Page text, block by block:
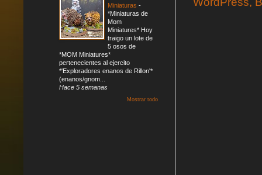
Miniaturas -
*Miniaturas de
Mom
Miniatures* Hoy
traigo un lote de
5 osos de
*MOM Miniatures*
pertenecientes al ejercito
*'Exploradores enanos de Rillon'*
(enanos/gnom...
Hace 5 semanas
Mostrar todo